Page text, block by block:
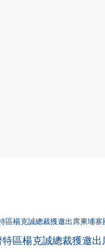
特區楊克誠總裁獲邀